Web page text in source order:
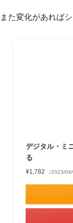
また変化があれば
デジタル・ミ
る
¥1,782 （2023/